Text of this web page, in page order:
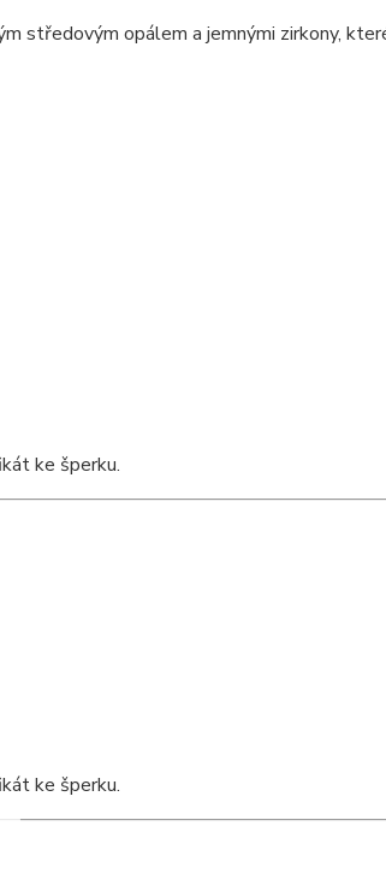
opálem a jemnými zirkony,
ke šperku.
ke šperku.